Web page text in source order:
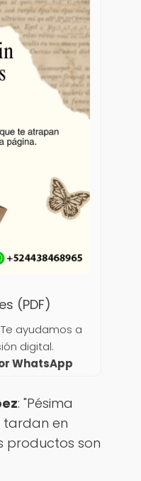
(PDF)
ayudamos a
digital.
WhatsApp
: "Pésima
tardan en
productos son